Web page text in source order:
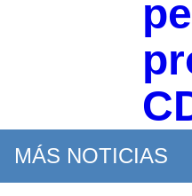
MÁS NOTICIAS